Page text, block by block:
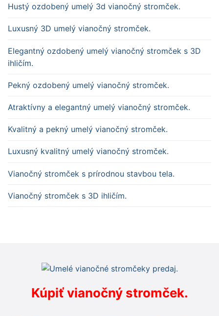
Hustý ozdobený umelý 3d vianočný stromček.
Luxusný 3D umelý vianočný stromček.
Elegantný ozdobený umelý vianočný stromček s 3D
ihličím.
Pekný ozdobený umelý vianočný stromček.
Atraktívny a elegantný umelý vianočný stromček.
Kvalitný a pekný umelý vianočný stromček.
Luxusný kvalitný umelý vianočný stromček.
Vianočný stromček s prírodnou stavbou tela.
Vianočný stromček s 3D ihličím.
Kúpiť vianočný stromček.